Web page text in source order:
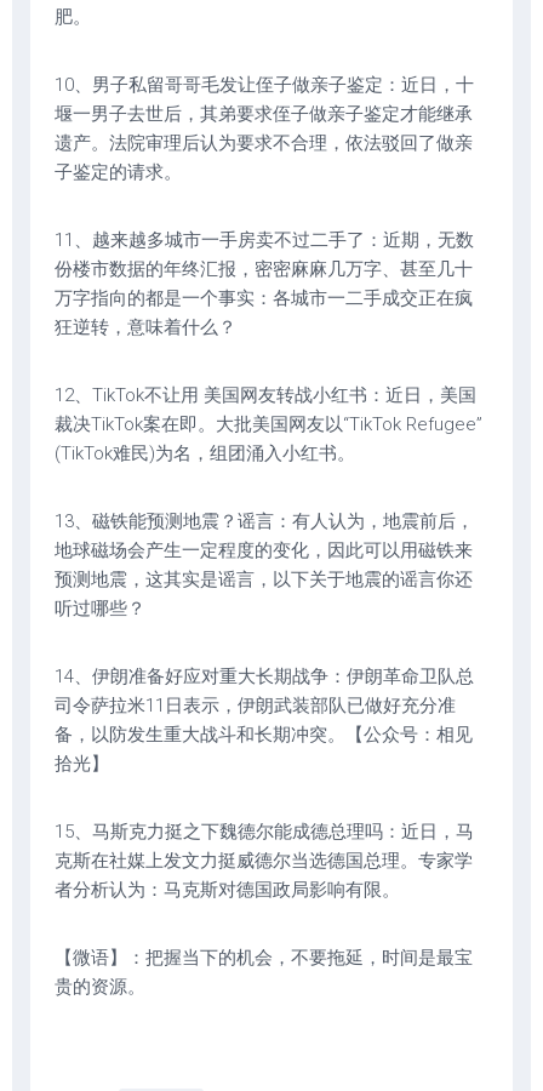
肥。
10、男子私留哥哥毛发让侄子做亲子鉴定：近日，十
堰一男子去世后，其弟要求侄子做亲子鉴定才能继承
遗产。法院审理后认为要求不合理，依法驳回了做亲
子鉴定的请求。
11、越来越多城市一手房卖不过二手了：近期，无数
份楼市数据的年终汇报，密密麻麻几万字、甚至几十
万字指向的都是一个事实：各城市一二手成交正在疯
狂逆转，意味着什么？
12、TikTok不让用 美国网友转战小红书：近日，美国
裁决TikTok案在即。大批美国网友以“TikTok Refugee”
(TikTok难民)为名，组团涌入小红书。
13、磁铁能预测地震？谣言：有人认为，地震前后，
地球磁场会产生一定程度的变化，因此可以用磁铁来
预测地震，这其实是谣言，以下关于地震的谣言你还
听过哪些？
14、伊朗准备好应对重大长期战争：伊朗革命卫队总
司令萨拉米11日表示，伊朗武装部队已做好充分准
备，以防发生重大战斗和长期冲突。【公众号：相见
拾光】
15、马斯克力挺之下魏德尔能成德总理吗：近日，马
克斯在社媒上发文力挺威德尔当选德国总理。专家学
者分析认为：马克斯对德国政局影响有限。
【微语】：把握当下的机会，不要拖延，时间是最宝
贵的资源。